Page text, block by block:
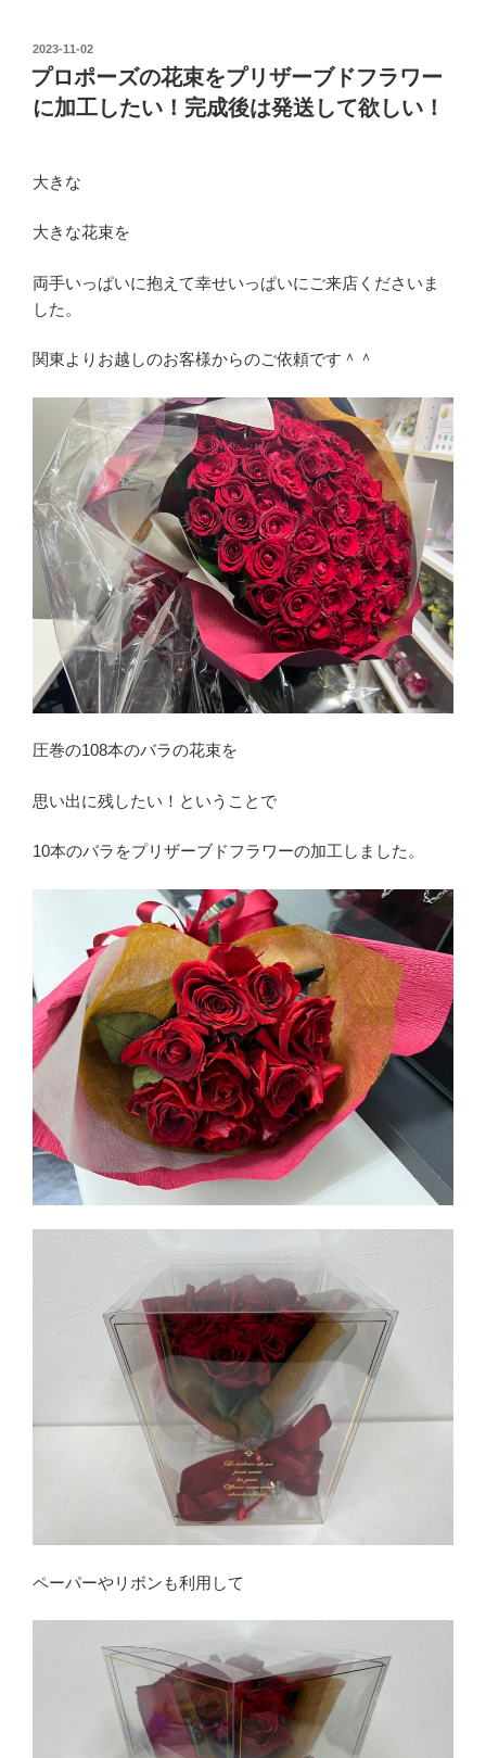
投
稿
日:
2023-11-02
プロポーズの花束をプリザーブドフラワー
に加工したい！完成後は発送して欲しい！
大きな
大きな花束を
両手いっぱいに抱えて幸せいっぱいにご来店くださいま
した。
関東よりお越しのお客様からのご依頼です＾＾
圧巻の108本のバラの花束を
思い出に残したい！ということで
10本のバラをプリザーブドフラワーの加工しました。
ペーパーやリボンも利用して